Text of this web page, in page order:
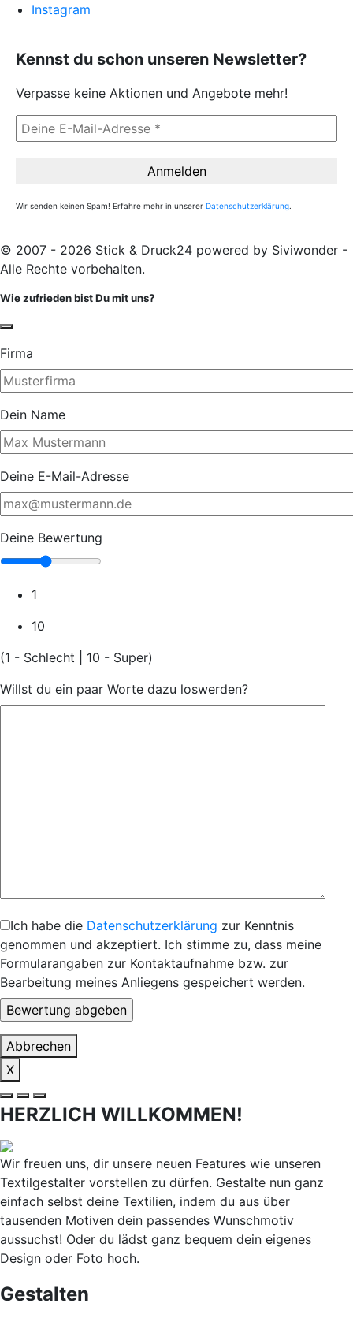
Instagram
Kennst du schon unseren Newsletter?
Verpasse keine Aktionen und Angebote mehr!
Wir senden keinen Spam! Erfahre mehr in unserer Datenschutzerklärung.
© 2007 - 2026 Stick & Druck24 powered by Siviwonder -
Alle Rechte vorbehalten.
Wie zufrieden bist Du mit uns?
Firma
Dein Name
Deine E-Mail-Adresse
Deine Bewertung
1
10
(1 - Schlecht | 10 - Super)
Willst du ein paar Worte dazu loswerden?
Ich habe die Datenschutzerklärung zur Kenntnis
genommen und akzeptiert. Ich stimme zu, dass meine
Formularangaben zur Kontaktaufnahme bzw. zur
Bearbeitung meines Anliegens gespeichert werden.
Abbrechen
X
HERZLICH WILLKOMMEN!
Wir freuen uns, dir unsere neuen Features wie unseren
Textilgestalter vorstellen zu dürfen. Gestalte nun ganz
einfach selbst deine Textilien, indem du aus über
tausenden Motiven dein passendes Wunschmotiv
aussuchst! Oder du lädst ganz bequem dein eigenes
Design oder Foto hoch.
Gestalten